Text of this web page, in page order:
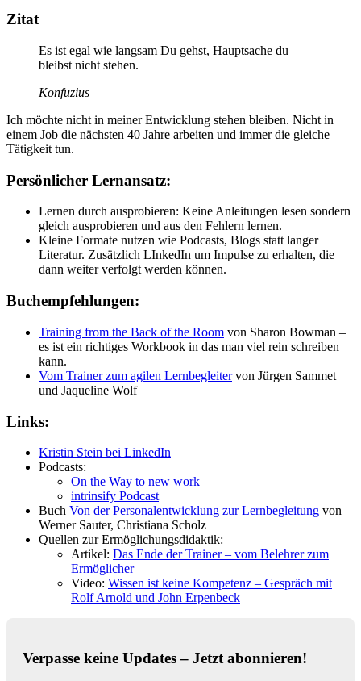
Zitat
Es ist egal wie langsam Du gehst, Hauptsache du
bleibst nicht stehen.
Konfuzius
Ich möchte nicht in meiner Entwicklung stehen bleiben. Nicht in
einem Job die nächsten 40 Jahre arbeiten und immer die gleiche
Tätigkeit tun.
Persönlicher Lernansatz:
Lernen durch ausprobieren: Keine Anleitungen lesen sondern
gleich ausprobieren und aus den Fehlern lernen.
Kleine Formate nutzen wie Podcasts, Blogs statt langer
Literatur. Zusätzlich LInkedIn um Impulse zu erhalten, die
dann weiter verfolgt werden können.
Buchempfehlungen:
Training from the Back of the Room von Sharon Bowman –
es ist ein richtiges Workbook in das man viel rein schreiben
kann.
Vom Trainer zum agilen Lernbegleitervon Jürgen Sammet
und Jaqueline Wolf
Links:
Kristin Stein bei LinkedIn
Podcasts:
On the Way to new work
intrinsify Podcast
Buch Von der Personalentwicklung zur Lernbegleitung von
Werner Sauter, Christiana Scholz
Quellen zur Ermöglichungsdidaktik:
Artikel: Das Ende der Trainer – vom Belehrer zum
Ermöglicher
Video: Wissen ist keine Kompetenz – Gespräch mit
Rolf Arnold und John Erpenbeck
Verpasse keine Updates – Jetzt abonnieren!